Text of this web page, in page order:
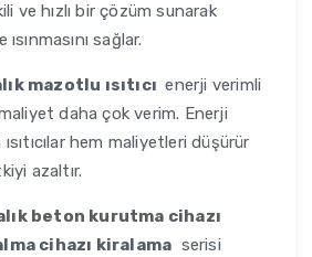
ve hızlı bir çözüm sunarak
sağlar.
mazotlu ısıtıcı enerji verimli
daha çok verim. Enerji
hem maliyetleri düşürür
azaltır.
beton kurutma cihazı
cihazı kiralama serisi